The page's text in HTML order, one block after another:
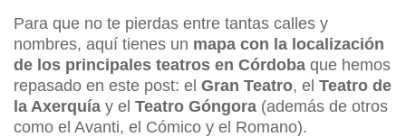
Para que no te pierdas entre tantas calles y
nombres, aquí tienes un mapa con la localización
de los principales teatros en Córdoba que hemos
repasado en este post: el Gran Teatro, el Teatro de
la Axerquía y el Teatro Góngora (además de otros
como el Avanti, el Cómico y el Romano).